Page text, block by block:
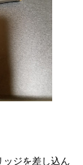
ッジを差し込ん